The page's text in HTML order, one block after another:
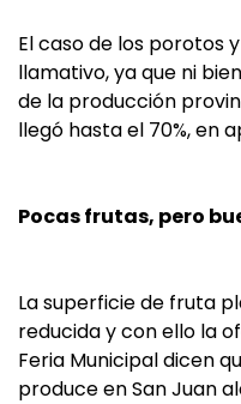
El caso de los porotos
llamativo, ya que ni
de la producción
llegó hasta el 70%, en
Pocas frutas, pero
La superficie de fruta
reducida y con ello la
Feria Municipal dicen
produce en San Juan